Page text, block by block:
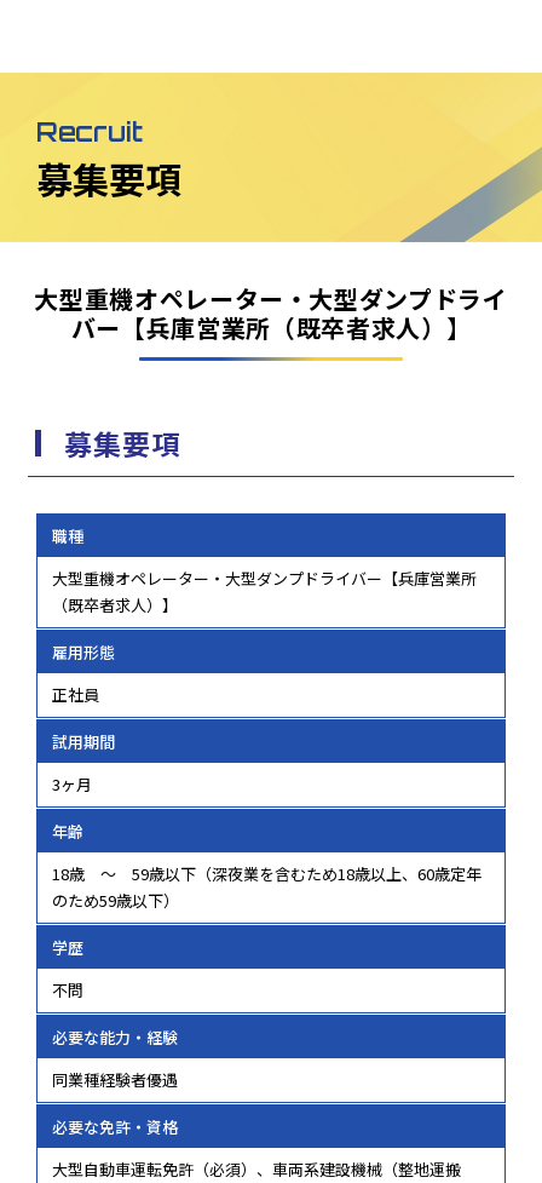
Recruit
募集要項
大型重機オペレーター・大型ダンプドライ
バー【兵庫営業所（既卒者求人）】
募集要項
職種
大型重機オペレーター・大型ダンプドライバー【兵庫営業所
（既卒者求人）】
雇用形態
正社員
試用期間
3ヶ月
年齢
18歳 ～ 59歳以下（深夜業を含むため18歳以上、60歳定年
のため59歳以下）
学歴
不問
必要な能力・経験
同業種経験者優遇
必要な免許・資格
大型自動車運転免許（必須）、車両系建設機械（整地運搬